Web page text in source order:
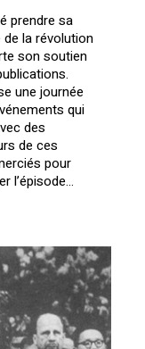
prendre sa
de la révolution
son soutien
une journée
qui
des
de ces
pour
l’épisode…